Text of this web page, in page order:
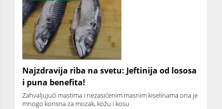
Najzdravija riba na svetu: Jeftinija od lososa
i puna benefita!
Zahvaljujući mastima i nezasićenim masnim kiselinama ona je
mnogo korisna za mozak, kožu i kosu